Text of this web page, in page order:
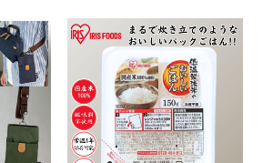
オム）は男性の24時間365日の中でウィ
たシンプルでエレガントなシティカジ
ースにしたカジュアルウェア、ワード